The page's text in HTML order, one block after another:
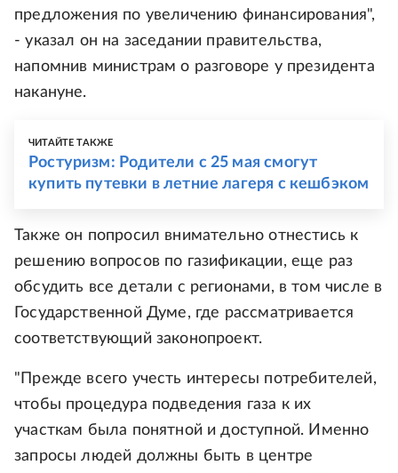
предложения по увеличению финансирования",
- указал он на заседании правительства,
напомнив министрам о разговоре у президента
накануне.
ЧИТАЙТЕ ТАКЖЕ
Ростуризм: Родители с 25 мая смогут
купить путевки в летние лагеря с кешбэком
Также он попросил внимательно отнестись к
решению вопросов по газификации, еще раз
обсудить все детали с регионами, в том числе в
Государственной Думе, где рассматривается
соответствующий законопроект.
"Прежде всего учесть интересы потребителей,
чтобы процедура подведения газа к их
участкам была понятной и доступной. Именно
запросы людей должны быть в центре